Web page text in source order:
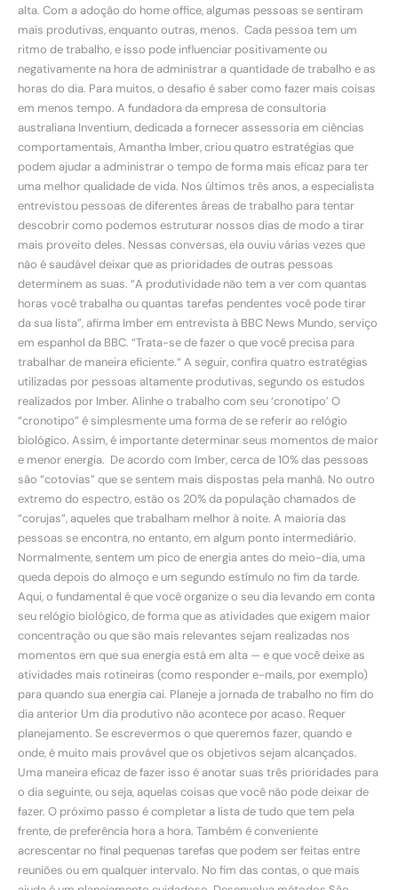
alta. Com a adoção do home office, algumas pessoas se sentiram
mais produtivas, enquanto outras, menos. Cada pessoa tem um
ritmo de trabalho, e isso pode influenciar positivamente ou
negativamente na hora de administrar a quantidade de trabalho e as
horas do dia. Para muitos, o desafio é saber como fazer mais coisas
em menos tempo. A fundadora da empresa de consultoria
australiana Inventium, dedicada a fornecer assessoria em ciências
comportamentais, Amantha Imber, criou quatro estratégias que
podem ajudar a administrar o tempo de forma mais eficaz para ter
uma melhor qualidade de vida. Nos últimos três anos, a especialista
entrevistou pessoas de diferentes áreas de trabalho para tentar
descobrir como podemos estruturar nossos dias de modo a tirar
mais proveito deles. Nessas conversas, ela ouviu várias vezes que
não é saudável deixar que as prioridades de outras pessoas
determinem as suas. “A produtividade não tem a ver com quantas
horas você trabalha ou quantas tarefas pendentes você pode tirar
da sua lista”, afirma Imber em entrevista à BBC News Mundo, serviço
em espanhol da BBC. “Trata-se de fazer o que você precisa para
trabalhar de maneira eficiente.“ A seguir, confira quatro estratégias
utilizadas por pessoas altamente produtivas, segundo os estudos
realizados por Imber. Alinhe o trabalho com seu ‘cronotipo’ O
“cronotipo” é simplesmente uma forma de se referir ao relógio
biológico. Assim, é importante determinar seus momentos de maior
e menor energia. De acordo com Imber, cerca de 10% das pessoas
são “cotovias” que se sentem mais dispostas pela manhã. No outro
extremo do espectro, estão os 20% da população chamados de
“corujas”, aqueles que trabalham melhor à noite. A maioria das
pessoas se encontra, no entanto, em algum ponto intermediário.
Normalmente, sentem um pico de energia antes do meio-dia, uma
queda depois do almoço e um segundo estímulo no fim da tarde.
Aqui, o fundamental é que você organize o seu dia levando em conta
seu relógio biológico, de forma que as atividades que exigem maior
concentração ou que são mais relevantes sejam realizadas nos
momentos em que sua energia está em alta — e que você deixe as
atividades mais rotineiras (como responder e-mails, por exemplo)
para quando sua energia cai. Planeje a jornada de trabalho no fim do
dia anterior Um dia produtivo não acontece por acaso. Requer
planejamento. Se escrevermos o que queremos fazer, quando e
onde, é muito mais provável que os objetivos sejam alcançados.
Uma maneira eficaz de fazer isso é anotar suas três prioridades para
o dia seguinte, ou seja, aquelas coisas que você não pode deixar de
fazer. O próximo passo é completar a lista de tudo que tem pela
frente, de preferência hora a hora. Também é conveniente
acrescentar no final pequenas tarefas que podem ser feitas entre
reuniões ou em qualquer intervalo. No fim das contas, o que mais